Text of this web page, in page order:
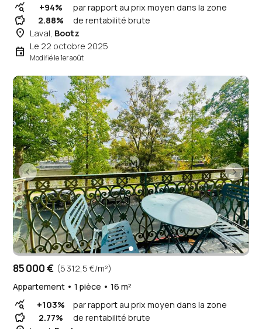
query_stats +94% par rapport au prix moyen dans la zone
savings 2.88% de rentabilité brute
place Laval, Bootz
event Le 22 octobre 2025
Modifié le 1er août
85 000 € (5 312,5 €/m²)
Appartement • 1 pièce • 16 m²
query_stats +103% par rapport au prix moyen dans la zone
savings 2.77% de rentabilité brute